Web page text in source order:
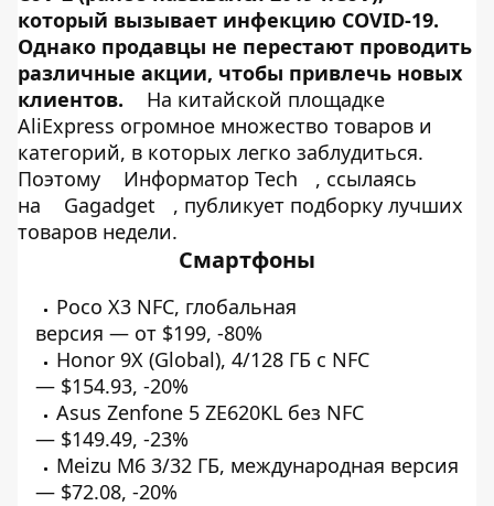
который вызывает инфекцию COVID-19.
Однако продавцы не перестают проводить
различные акции, чтобы привлечь новых
клиентов.
На китайской площадке
AliExpress огромное множество товаров и
категорий, в которых легко заблудиться.
Поэтому
Информатор Tech
, ссылаясь
на
Gagadget
, публикует подборку лучших
товаров недели.
Смартфоны
Poco X3 NFC, глобальная
версия — от $199, -80%
Honor 9X (Global), 4/128 ГБ с NFC
— $154.93, -20%
Asus Zenfone 5 ZE620KL без NFC
— $149.49, -23%
Meizu M6 3/32 ГБ, международная версия
— $72.08, -20%